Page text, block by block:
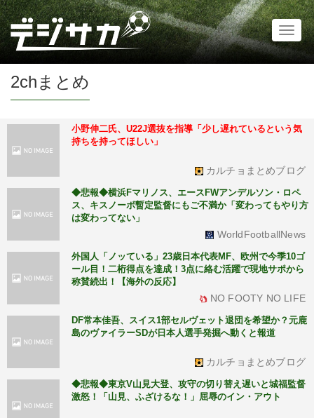
2chまとめ
小野伸二氏、U22J選抜を指導「少し遅れているという気
持ちを持ってほしい」
カルチョまとめブログ
◆悲報◆横浜Fマリノス、エースFWアンデルソン・ロペ
ス、キスノーボ暫定監督にもご不満か「変わってもやり方
は変わってない」
WorldFootballNews
外国人「ノッている」23歳日本代表MF、欧州で今季10ゴ
ール目！二桁得点を達成！3点に絡む活躍で現地サポから
称賛続出！【海外の反応】
NO FOOTY NO LIFE
DF常本佳吾、スイス1部セルヴェット退団を希望か？元鹿
島のヴァイラーSDが日本人選手発掘へ動くと報道
カルチョまとめブログ
◆悲報◆東京V山見大登、攻守の切り替え遅いと城福監督
激怒！「山見、ふざけるな！」屈辱のイン・アウト